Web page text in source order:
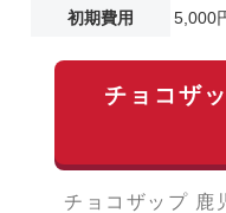
初期費用
5,000
チョコザ
チョコザップ 鹿